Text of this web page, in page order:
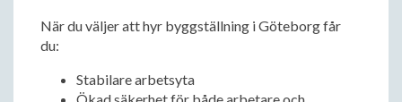
När du väljer att hyr byggställning i Göteborg får
du:
Stabilare arbetsyta